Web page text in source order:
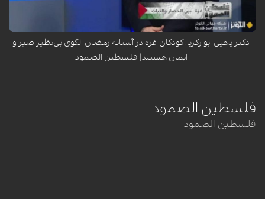
شرایط ...
دکتر یحیی ابو زکریا: کودکان غزه در آستانه رمضان الگوی بی‌نظیر صبر و
ایمان هستند| فلسطین الصمود
فلسطین الصمود
فلسطین الصمود